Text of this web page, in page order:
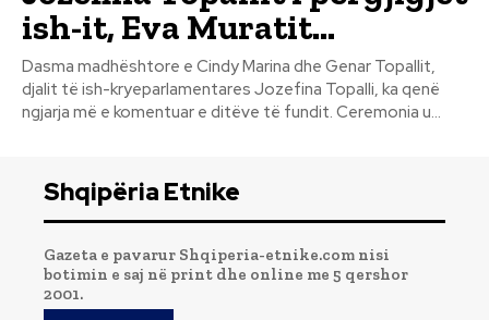
ish-it, Eva Muratit…
Dasma madhështore e Cindy Marina dhe Genar Topallit,
djalit të ish-kryeparlamentares Jozefina Topalli, ka qenë
ngjarja më e komentuar e ditëve të fundit. Ceremonia u...
Shqipëria Etnike
Gazeta e pavarur Shqiperia-etnike.com nisi
botimin e saj në print dhe online me 5 qershor
2001.